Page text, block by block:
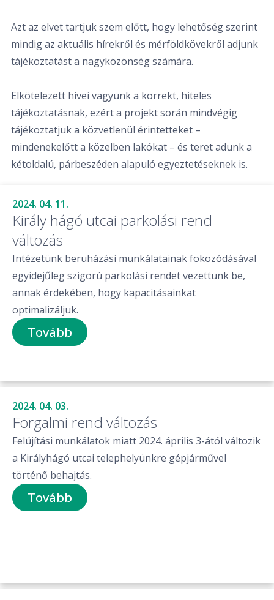
Azt az elvet tartjuk szem előtt, hogy lehetőség szerint
mindig az aktuális hírekről és mérföldkövekről adjunk
tájékoztatást a nagyközönség számára.
Elkötelezett hívei vagyunk a korrekt, hiteles
tájékoztatásnak, ezért a projekt során mindvégig
tájékoztatjuk a közvetlenül érintetteket –
mindenekelőtt a közelben lakókat – és teret adunk a
kétoldalú, párbeszéden alapuló egyeztetéseknek is.
2024. 04. 11.
Király hágó utcai parkolási rend
változás
Intézetünk beruházási munkálatainak fokozódásával
egyidejűleg szigorú parkolási rendet vezettünk be,
annak érdekében, hogy kapacitásainkat
optimalizáljuk.
Tovább
2024. 04. 03.
Forgalmi rend változás
Felújítási munkálatok miatt 2024. április 3-ától változik
a Királyhágó utcai telephelyünkre gépjárművel
történő behajtás.
Tovább